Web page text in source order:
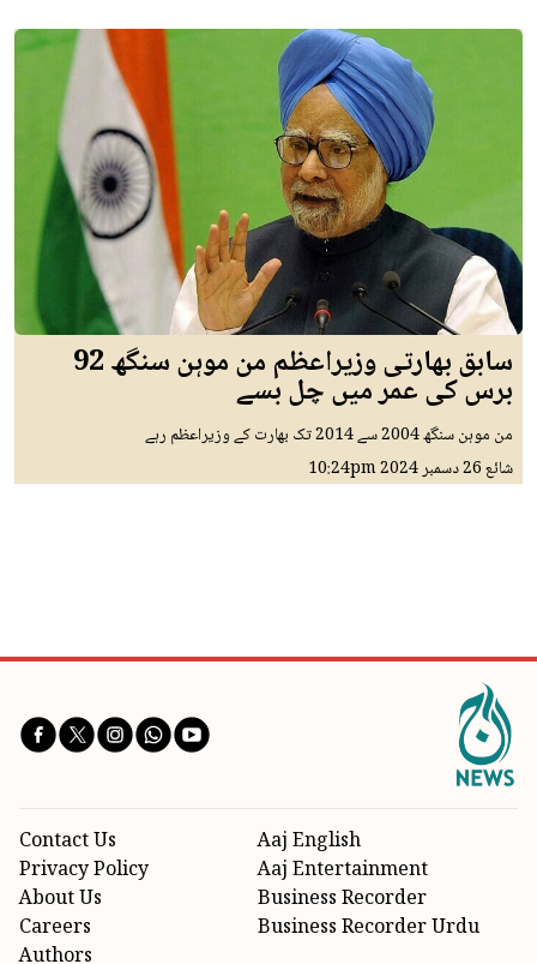
سابق بھارتی وزیراعظم من موہن سنگھ 92
برس کی عمر میں چل بسے
من موہن سنگھ 2004 سے 2014 تک بھارت کے وزیراعظم رہے
شائع26 دسمبر 2024 10:24pm
Aaj English
Aaj Entertainment
Business Recorder
Business Recorder Urdu
Contact Us
Privacy Policy
About Us
Careers